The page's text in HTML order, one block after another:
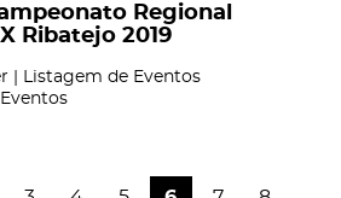
Regional
Ribatejo 2019
| Listagem de Eventos